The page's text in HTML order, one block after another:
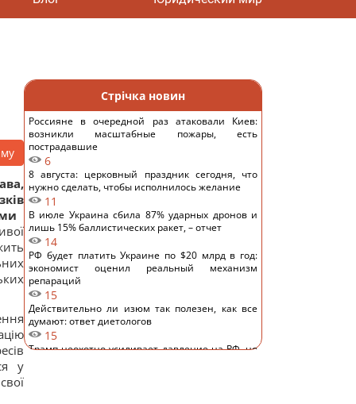
у
Стрічка новин
Россияне в очередной раз атаковали Киев:
возникли масштабные пожары, есть
пострадавшие
6
8 августа: церковный праздник сегодня, что
нужно сделать, чтобы исполнилось желание
11
В июле Украина сбила 87% ударных дронов и
лишь 15% баллистических ракет, – отчет
14
РФ будет платить Украине по $20 млрд в год:
экономист оценил реальный механизм
репараций
15
Действительно ли изюм так полезен, как все
думают: ответ диетологов
15
Трамп неохотно усиливает давление на РФ, но